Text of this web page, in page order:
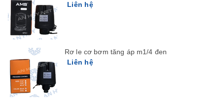
Liên hệ
Rơ le cơ bơm tăng áp m1/4 đen
Liên hệ